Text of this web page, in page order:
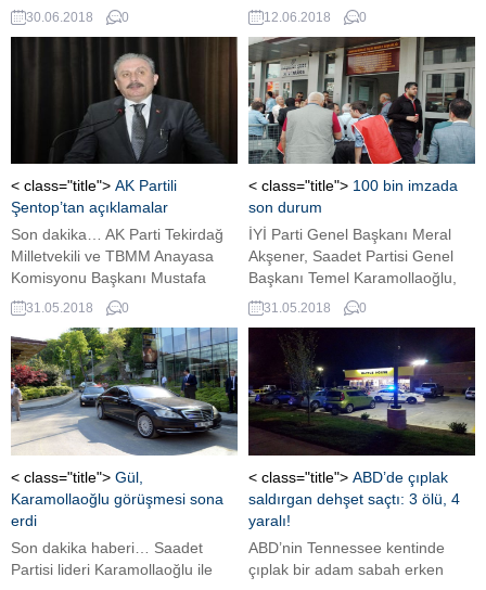
istifa etti. Yapılan basın
açıklamasında “Amacımız
bundan sonrası için daha güçlü
bir yönetim, aktif dinamik ve
üretken bir kadro ile Cumhuriyet
Halk Partisi adına hareket etmek
ve bu bağlamda siyaseten daha
güçlü bir Erzurum oluşturmak,
parti...
30.06.2018 0
Akşener’in TRT’de propaganda
konuşması yapmayacağı
duyuruldu İYİ Parti’den yapılan
açıklamada, cumhurbaşkanı
adaylarının TRT’de yapacakları
konuşma için Yüksek Seçim
Kurulu’na (YSK) başvuran İYİ
Parti yetkililerince, Meral Akşener
yerine partiden başka birinin
konuşma yapması talebinde
bulunulduğu belirtildi. DHA’nın
aktardığına göre; bu talebin
reddedildiği...
12.06.2018 0
< class="title"> AK Partili
Şentop’tan açıklamalar
Son dakika… AK Parti Tekirdağ
Milletvekili ve TBMM Anayasa
Komisyonu Başkanı Mustafa
Şentop açıklamalarda bulundu.
Şentop, “Seçimi etkileyecek bir
husus yok. Seçimde
uygulanmasıyla ilgili
düzenlemeler bunlar. AYM iptal
kararı verirse, YSK bunu daha
önceki teamülleri ile
uygulayacaktır. YSK, prensip
kararlar alarak uygular. AYM’nin
kararı ne olursa olsun seçimin
iptali söz...
31.05.2018 0
< class="title"> 100 bin imzada
son durum
İYİ Parti Genel Başkanı Meral
Akşener, Saadet Partisi Genel
Başkanı Temel Karamollaoğlu,
Vatan Partisi Genel Başkanı
Doğu Perinçek ve Adalet Partisi
Genel Başkanı Vecdet Öz, 24
Haziran’da yapılacak
cumhurbaşkanlığı seçimlerine
100 bin imza ile katılmak için
başvuru yaptı. 4 Mayıs’tan bu
yana toplanan imza sayısı 434
bin 602. Meral Akşener...
31.05.2018 0
< class="title"> Gül,
Karamollaoğlu görüşmesi sona
erdi
Son dakika haberi… Saadet
Partisi lideri Karamollaoğlu ile
< class="title"> ABD’de çıplak
saldırgan dehşet saçtı: 3 ölü, 4
yaralı!
ABD’nin Tennessee kentinde
çıplak bir adam sabah erken